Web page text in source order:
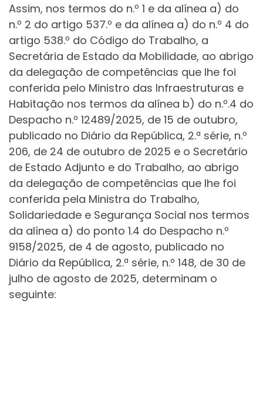
Assim, nos termos do n.º 1 e da alínea a) do
n.º 2 do artigo 537.º e da alínea a) do n.º 4 do
artigo 538.º do Código do Trabalho, a
Secretária de Estado da Mobilidade, ao abrigo
da delegação de competências que lhe foi
conferida pelo Ministro das Infraestruturas e
Habitação nos termos da alínea b) do n.º.4 do
Despacho n.º 12489/2025, de 15 de outubro,
publicado no Diário da República, 2.ª série, n.º
206, de 24 de outubro de 2025 e o Secretário
de Estado Adjunto e do Trabalho, ao abrigo
da delegação de competências que lhe foi
conferida pela Ministra do Trabalho,
Solidariedade e Segurança Social nos termos
da alínea a) do ponto 1.4 do Despacho n.º
9158/2025, de 4 de agosto, publicado no
Diário da República, 2.ª série, n.º 148, de 30 de
julho de agosto de 2025, determinam o
seguinte: